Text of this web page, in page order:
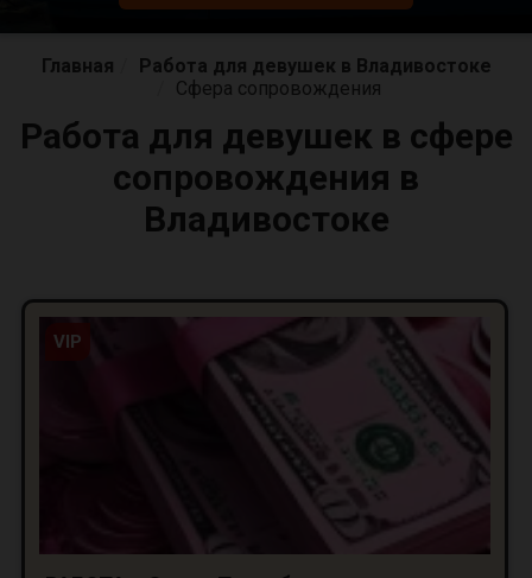
Главная
Работа для девушек в Владивостоке
Сфера сопровождения
Работа для девушек в сфере
сопровождения в
Владивостоке
VIP